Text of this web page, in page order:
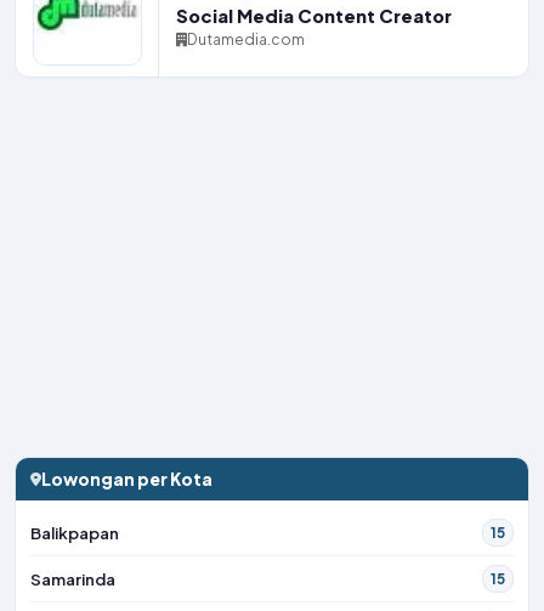
Social Media Content Creator
Dutamedia.com
Lowongan per Kota
Balikpapan 15
Samarinda 15